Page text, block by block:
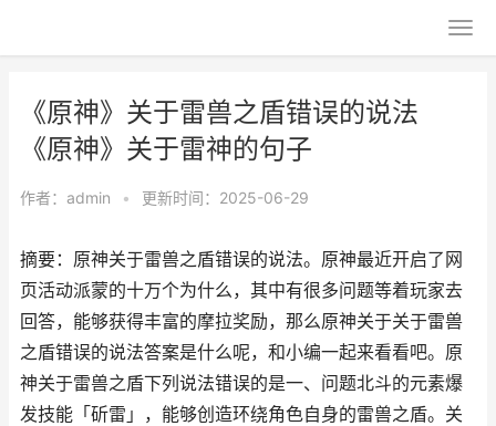
《原神》关于雷兽之盾错误的说法
《原神》关于雷神的句子
作者： admin • 更新时间：2025-06-29
摘要：原神关于雷兽之盾错误的说法。原神最近开启了网
页活动派蒙的十万个为什么，其中有很多问题等着玩家去
回答，能够获得丰富的摩拉奖励，那么原神关于关于雷兽
之盾错误的说法答案是什么呢，和小编一起来看看吧。原
神关于雷兽之盾下列说法错误的是一、问题北斗的元素爆
发技能「斫雷」，能够创造环绕角色自身的雷兽之盾。关